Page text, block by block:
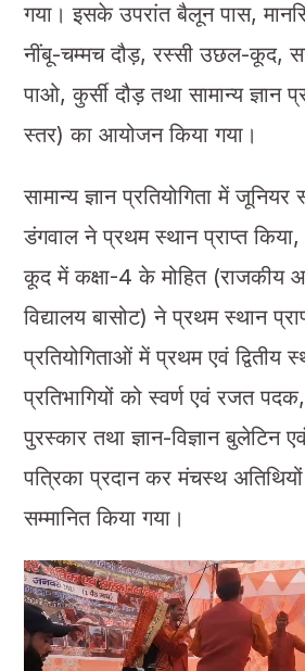
गया। इसके उपरांत बैलून पास,
नींबू-चम्मच दौड़, रस्सी उछल-कूद,
पाओ, कुर्सी दौड़ तथा सामान्य ज्ञान
स्तर) का आयोजन किया गया।
सामान्य ज्ञान प्रतियोगिता में
डंगवाल ने प्रथम स्थान प्राप्त
कूद में कक्षा-4 के मोहित (राजकीय
विद्यालय बासोट) ने प्रथम स्थान
प्रतियोगिताओं में प्रथम एवं द्वितीय
प्रतिभागियों को स्वर्ण एवं रजत
पुरस्कार तथा ज्ञान-विज्ञान बुलेटिन
पत्रिका प्रदान कर मंचस्थ
सम्मानित किया गया।